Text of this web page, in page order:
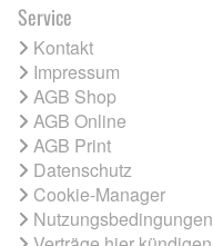
Service
Kontakt
Impressum
AGB Shop
AGB Online
AGB Print
Datenschutz
Cookie-Manager
Nutzungsbedingungen